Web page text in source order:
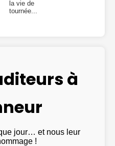
la vie de
tournée...
à
jour… et nous leur
!